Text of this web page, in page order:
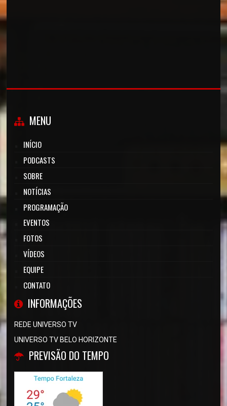
MENU
INÍCIO
PODCASTS
SOBRE
NOTÍCIAS
PROGRAMAÇÃO
EVENTOS
FOTOS
VÍDEOS
EQUIPE
CONTATO
INFORMAÇÕES
REDE UNIVERSO TV
UNIVERSO TV BELO HORIZONTE
PREVISÃO DO TEMPO